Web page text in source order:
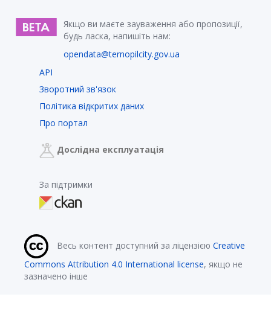
Якщо ви маєте зауваження або пропозиції,
будь ласка, напишіть нам:
opendata@ternopilcity.gov.ua
API
Зворотний зв'язок
Політика відкритих даних
Про портал
Дослідна експлуатація
За підтримки
Весь контент доступний за ліцензією Creative
Commons Attribution 4.0 International license, якщо не
зазначено інше